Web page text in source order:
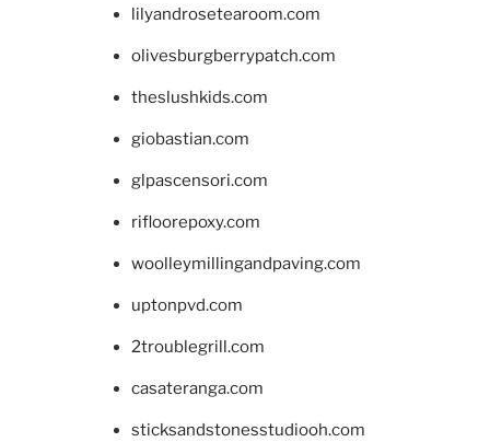
lilyandrosetearoom.com
olivesburgberrypatch.com
theslushkids.com
giobastian.com
glpascensori.com
rifloorepoxy.com
woolleymillingandpaving.com
uptonpvd.com
2troublegrill.com
casateranga.com
sticksandstonesstudiooh.com